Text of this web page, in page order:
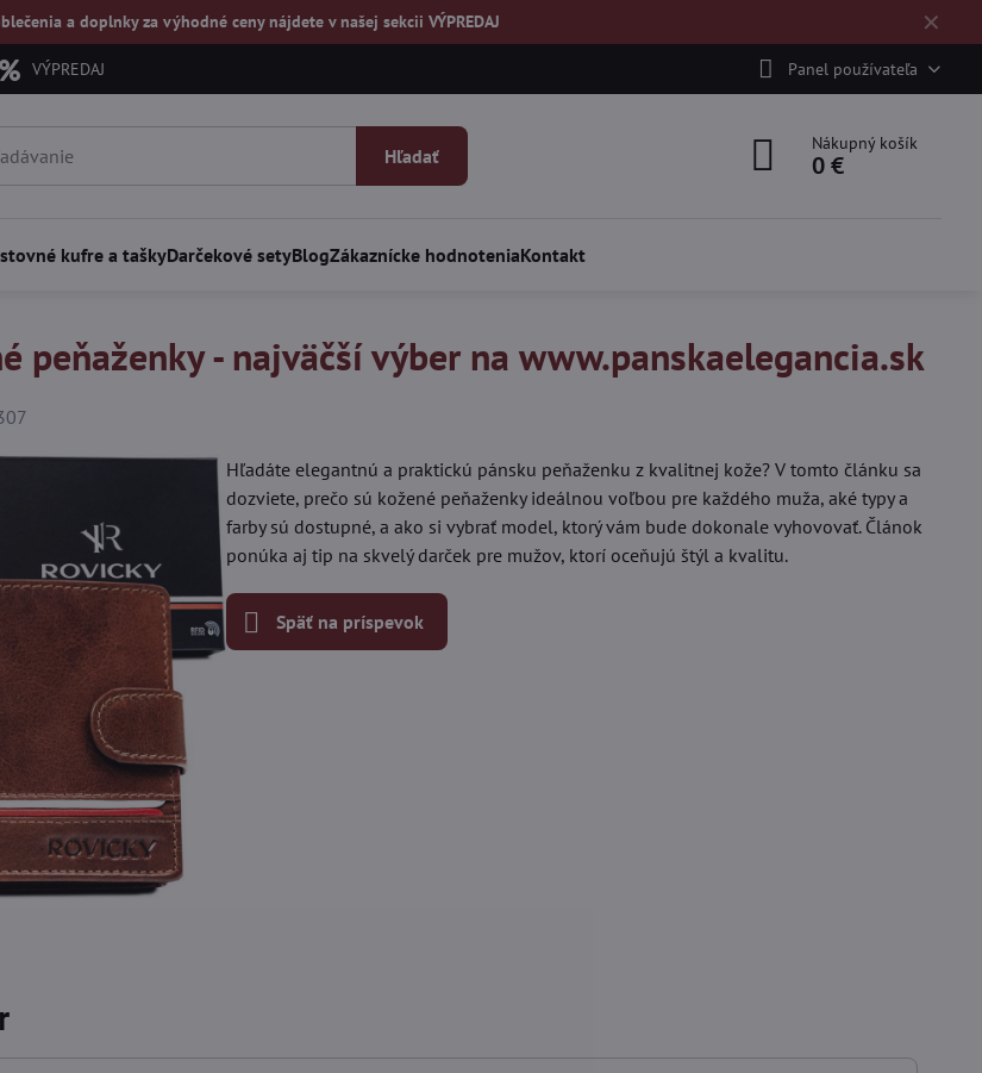
✕
a doplnky za výhodné ceny nájdete v našejsekcii VÝPREDAJ
VÝPREDAJ Panel používateľa
Hľadať
Nákupný košík
0 €
kufre a taškyDarčekové setyBlogZákaznícke hodnoteniaKontakt
peňaženky - najväčší výber na www.panskaelegancia.sk
Hľadáte elegantnú a praktickú pánsku peňaženku z kvalitnej kože? V tomto článku sa
dozviete, prečo sú kožené peňaženky ideálnou voľbou pre každého muža, aké typy a
farby sú dostupné, a ako si vybrať model, ktorý vám bude dokonale vyhovovať. Článok
ponúka aj tip na skvelý darček pre mužov, ktorí oceňujú štýl a kvalitu.
Späť na príspevok